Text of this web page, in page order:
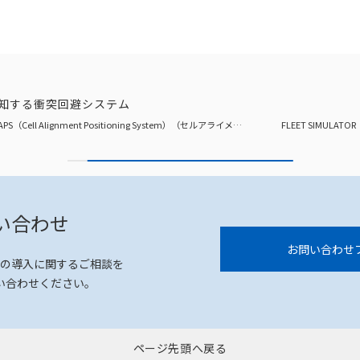
る衝突回避システム
CAPS（Cell Alignment Positioning System）（セルアライメント位置決めシステム） FLEET SIMULATOR
合わせ
導入に関するご相談を
わせください。
お問い合わせ
ページ先頭へ戻る